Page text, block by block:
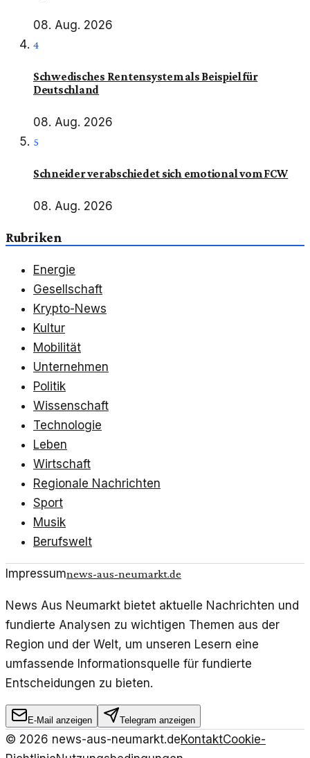
08. Aug. 2026
4
Schwedisches Rentensystem als Beispiel für
Deutschland
08. Aug. 2026
5
Schneider verabschiedet sich emotional vom FCW
08. Aug. 2026
Rubriken
Energie
Gesellschaft
Krypto-News
Kultur
Mobilität
Unternehmen
Politik
Wissenschaft
Technologie
Leben
Wirtschaft
Regionale Nachrichten
Sport
Musik
Berufswelt
Impressumnews-aus-neumarkt.de
News Aus Neumarkt bietet aktuelle Nachrichten und
fundierte Analysen zu wichtigen Themen aus der
Region und der Welt, um unseren Lesern eine
umfassende Informationsquelle für fundierte
Entscheidungen zu bieten.
E-Mail anzeigen Telegram anzeigen
© 2026 news-aus-neumarkt.deKontaktCookie-